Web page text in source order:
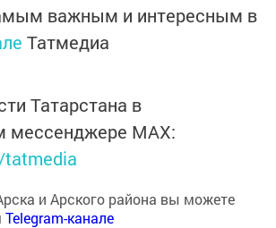
важным и интересным в
Татмедиа
Татарстана в
мессенджере MАХ:
и Арского района вы можете
Telegram-канале